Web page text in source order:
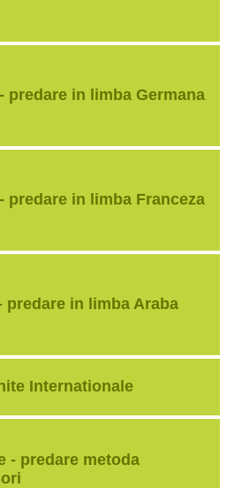
predare in limba Germana
predare in limba Franceza
predare in limba Araba
Internationale
- predare metoda